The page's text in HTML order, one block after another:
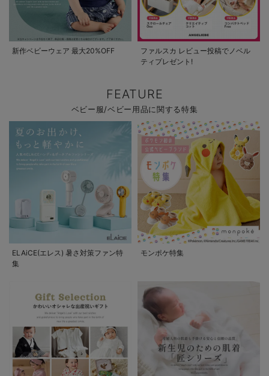
新作ベビーウェア 最大20%OFF
ファルスカ レビュー投稿でノベル
ティプレゼント!
FEATURE
ベビー服/ベビー用品に関する特集
ELAiCE(エレス) 暑さ対策ファン特
集
モンポケ特集